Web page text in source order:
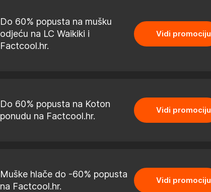
Do 60% popusta na mušku
odjeću na LC Waikiki i
Factcool.hr.
Vidi promociju
Do 60% popusta na Koton
ponudu na Factcool.hr.
Vidi promociju
Muške hlače do -60% popusta
na Factcool.hr.
Vidi promociju